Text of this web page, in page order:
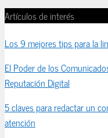
Artículos de interés
Los 9 mejores tips para la
El Poder de los
Reputación Digital
5 claves para redactar un
atención